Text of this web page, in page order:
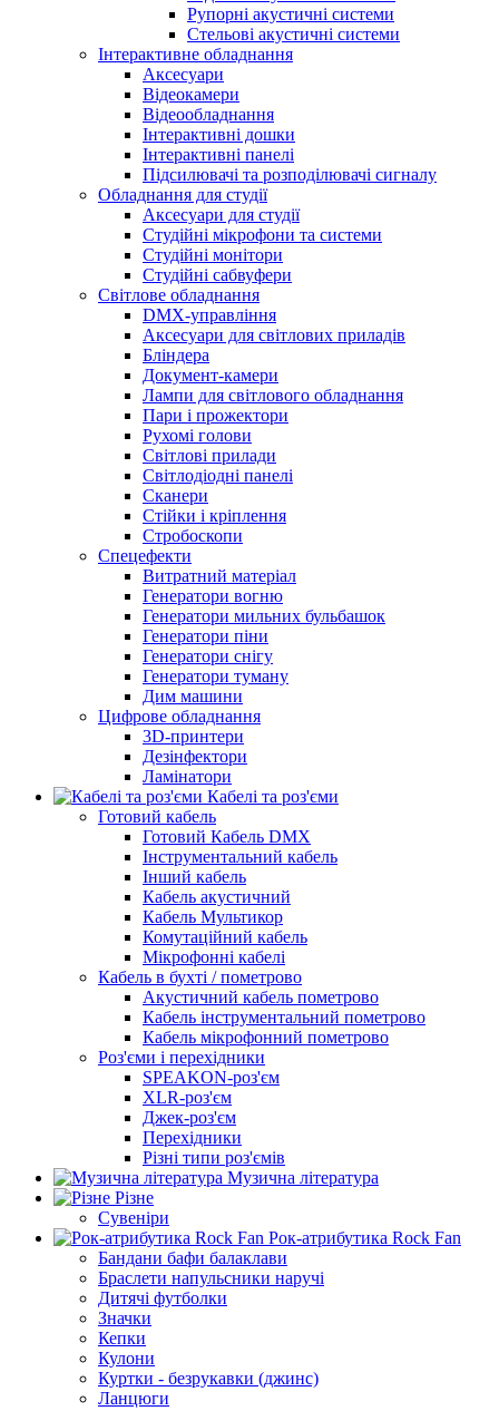
Рупорні акустичні системи
Стельові акустичні системи
Інтерактивне обладнання
Аксесуари
Відеокамери
Відеообладнання
Інтерактивні дошки
Інтерактивні панелі
Підсилювачі та розподілювачі сигналу
Обладнання для студії
Аксесуари для студії
Студійні мікрофони та системи
Студійні монітори
Студійні сабвуфери
Світлове обладнання
DMX-управління
Аксесуари для світлових приладів
Бліндера
Документ-камери
Лампи для світлового обладнання
Пари і прожектори
Рухомі голови
Світлові прилади
Світлодіодні панелі
Сканери
Стійки і кріплення
Стробоскопи
Спецефекти
Витратний матеріал
Генератори вогню
Генератори мильних бульбашок
Генератори піни
Генератори снігу
Генератори туману
Дим машини
Цифрове обладнання
3D-принтери
Дезінфектори
Ламінатори
Кабелі та роз'єми
Готовий кабель
Готовий Кабель DMX
Інструментальний кабель
Інший кабель
Кабель акустичний
Кабель Мультикор
Комутаційний кабель
Мікрофонні кабелі
Кабель в бухті / пометрово
Акустичний кабель пометрово
Кабель інструментальний пометрово
Кабель мікрофонний пометрово
Роз'єми і перехідники
SPEAKON-роз'єм
XLR-роз'єм
Джек-роз'єм
Перехідники
Різні типи роз'ємів
Музична література
Різне
Сувеніри
Рок-атрибутика Rock Fan
Бандани бафи балаклави
Браслети напульсники наручі
Дитячі футболки
Значки
Кепки
Кулони
Куртки - безрукавки (джинс)
Ланцюги